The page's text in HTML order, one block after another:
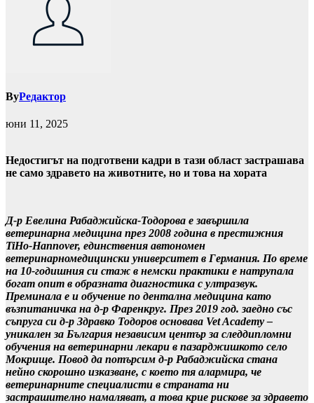
ByРедактор
юни 11, 2025
Недостигът на подготвени кадри в тази област застрашава
не само здравето на животните, но и това на хората
Д-р Евелина Рабаджийска-Тодорова е завършила
ветеринарна медицина през 2008 година в престижния
TiHo-Hannover, единствения автономен
ветеринарномедицински университет в Германия. По време
на 10-годишния си стаж в немски практики е натрупала
богат опит в образната диагностика с ултразвук.
Преминала е и обучение по дентална медицина като
възпитаничка на д-р Фаренкруг. През 2019 год. заедно със
съпруга си д-р Здравко Тодоров основава Vet Academy –
уникален за България независим център за следдипломни
обучения на ветеринарни лекари в пазарджишкото село
Мокрище. Повод да потърсим д-р Рабаджийска стана
нейно скорошно изказване, с което тя алармира, че
ветеринарните специалисти в страната ни
застрашително намаляват, а това крие рискове за здравето